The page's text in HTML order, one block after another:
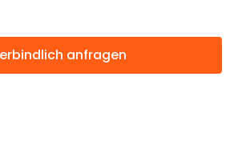
anfragen